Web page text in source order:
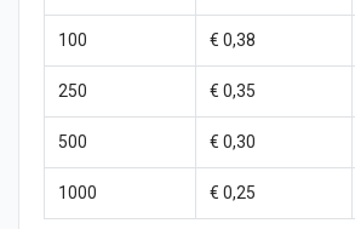
100 € 0,38
250 € 0,35
500 € 0,30
1000 € 0,25